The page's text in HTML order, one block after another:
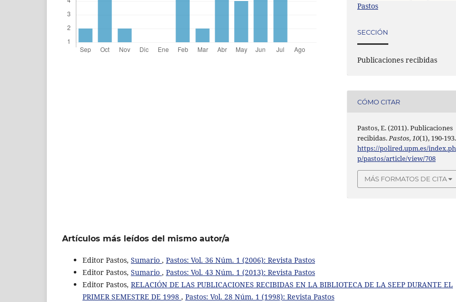
Pastos
SECCIÓN
Publicaciones recibidas
CÓMO CITAR
Pastos, E. (2011). Publicaciones
recibidas.Pastos,10(1), 190-193.
https://polired.upm.es/index.ph
p/pastos/article/view/708
MÁS FORMATOS DE CITA
Artículos más leídos del mismo autor/a
Editor Pastos, Sumario , Pastos: Vol. 36 Núm. 1 (2006): Revista Pastos
Editor Pastos, Sumario , Pastos: Vol. 43 Núm. 1 (2013): Revista Pastos
Editor Pastos, RELACIÓN DE LAS PUBLICACIONES RECIBIDAS EN LA BIBLIOTECA DE LA SEEP DURANTE EL
PRIMER SEMESTRE DE 1998 , Pastos: Vol. 28 Núm. 1 (1998): Revista Pastos